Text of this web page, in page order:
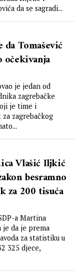
da se sagradi...
Tomašević
je jedan od
zagrebačke
je time i
zagrebačkog
Vlašić Iljkić
besramno
za 200 tisuća
a Martina
da je prema
za statistiku u
325 djece,